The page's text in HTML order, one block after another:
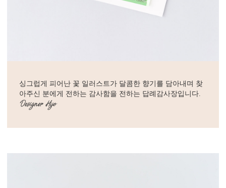
싱그럽게 피어난 꽃 일러스트가 달콤한 향기를 담아내며 찾
아주신 분에게 전하는 감사함을 전하는 답례감사장입니다.